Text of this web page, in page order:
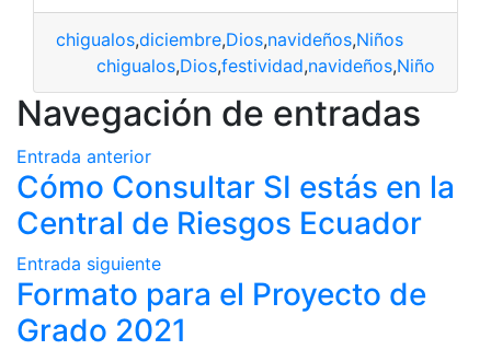
chigualos,diciembre,Dios,navideños,Niños
chigualos,Dios,festividad,navideños,Niño
Navegación de entradas
Entrada anterior
Cómo Consultar SI estás en la
Central de Riesgos Ecuador
Entrada siguiente
Formato para el Proyecto de
Grado 2021